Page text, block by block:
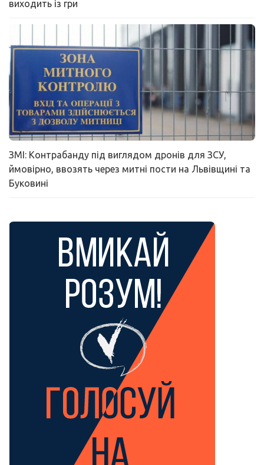
виходить із гри
ЗМІ: Контрабанду під виглядом дронів для ЗСУ,
ймовірно, ввозять через митні пости на Львівщині та
Буковині